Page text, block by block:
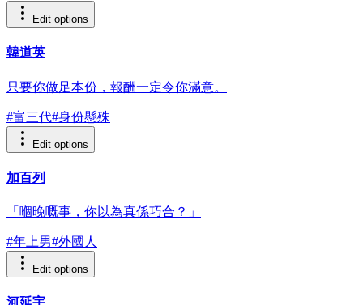
Edit options
韓道英
只要你做足本份，報酬一定令你滿意。
#富三代#身份懸殊
Edit options
加百列
「嗰晚嘅事，你以為真係巧合？」
#年上男#外國人
Edit options